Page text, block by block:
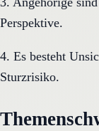
Perspektive.
4. Es besteht
Sturzrisiko.